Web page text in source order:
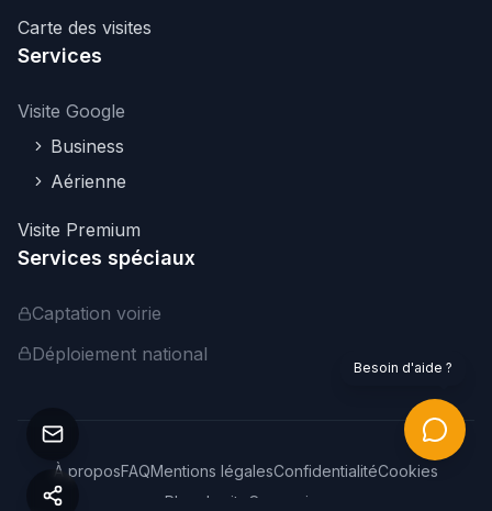
Carte des visites
Services
Visite Google
Business
Aérienne
Visite Premium
Services spéciaux
Captation voirie
Déploiement national
À proposFAQMentions légalesConfidentialitéCookies
Plan du site
Connexion
Besoin d'aide ?